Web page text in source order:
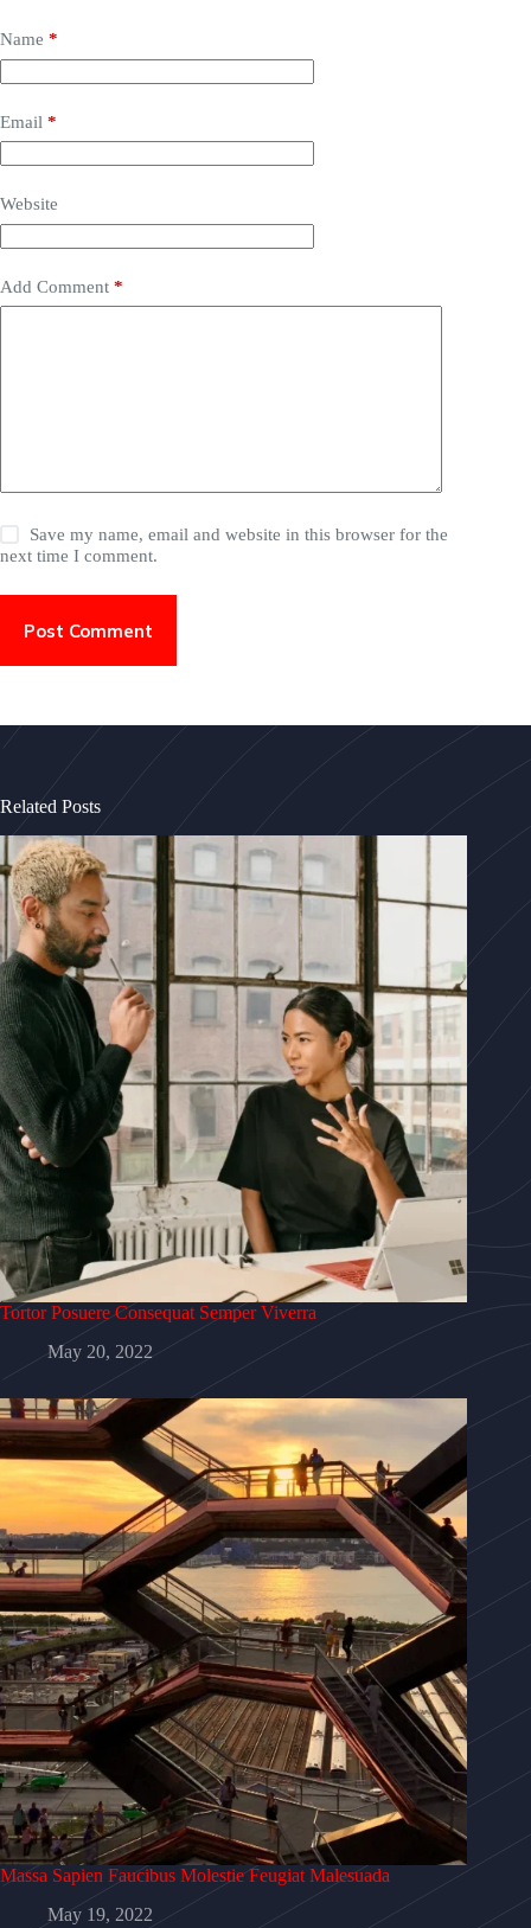
Name *
Email *
Website
Add Comment *
Save my name, email and website in this browser for the
next time I comment.
Post Comment
Related Posts
Tortor Posuere Consequat Semper Viverra
May 20, 2022
Massa Sapien Faucibus Molestie Feugiat Malesuada
May 19, 2022